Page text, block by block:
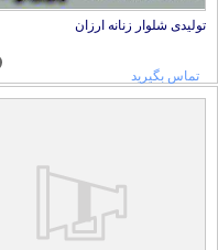
تولیدی شلوار زنانه ارزان
تماس بگیرید